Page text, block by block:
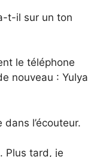
t-il sur un ton
le téléphone
nouveau : Yulya
l’écouteur.
Plus tard, je